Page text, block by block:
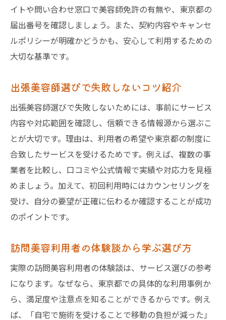
イトや問い合わせ窓口で美容師免許の有無や、東京都の
届出番号を確認しましょう。また、契約内容やキャンセ
ルポリシーが明確かどうかも、安心して利用するための
大切な基準です。
出張美容師選びで失敗しないコツ紹介
出張美容師選びで失敗しないためには、事前にサービス
内容や対応範囲を確認し、信頼できる情報源から選ぶこ
とが大切です。理由は、利用者の希望や東京都の制度に
合致したサービスを受けるためです。例えば、複数の事
業者を比較し、口コミや公式情報で実績や対応力を見極
めましょう。加えて、初回利用時にはカウンセリングを
受け、自分の要望が正確に伝わるか確認することが成功
のポイントです。
訪問美容利用者の体験談から学ぶ選び方
実際の訪問美容利用者の体験談は、サービス選びの参考
になります。なぜなら、東京都での具体的な利用事例か
ら、満足度や注意点を知ることができるからです。例え
ば、「自宅で施術を受けることで移動の負担が減った」